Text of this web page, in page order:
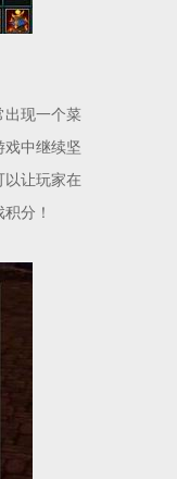
现一个菜
戏中继续坚
以让玩家在
分！